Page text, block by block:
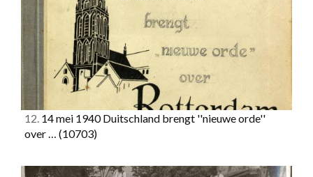
12. 14 mei 1940 Duitschland brengt ''nieuwe orde''
over … (10703)